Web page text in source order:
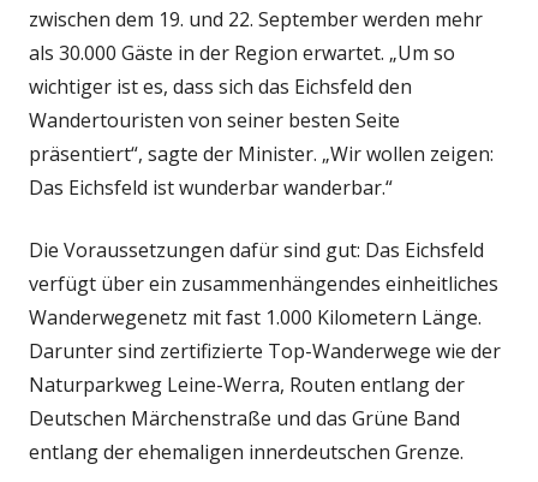
zwischen dem 19. und 22. September werden mehr
als 30.000 Gäste in der Region erwartet. „Um so
wichtiger ist es, dass sich das Eichsfeld den
Wandertouristen von seiner besten Seite
präsentiert“, sagte der Minister. „Wir wollen zeigen:
Das Eichsfeld ist wunderbar wanderbar.“
Die Voraussetzungen dafür sind gut: Das Eichsfeld
verfügt über ein zusammenhängendes einheitliches
Wanderwegenetz mit fast 1.000 Kilometern Länge.
Darunter sind zertifizierte Top-Wanderwege wie der
Naturparkweg Leine-Werra, Routen entlang der
Deutschen Märchenstraße und das Grüne Band
entlang der ehemaligen innerdeutschen Grenze.